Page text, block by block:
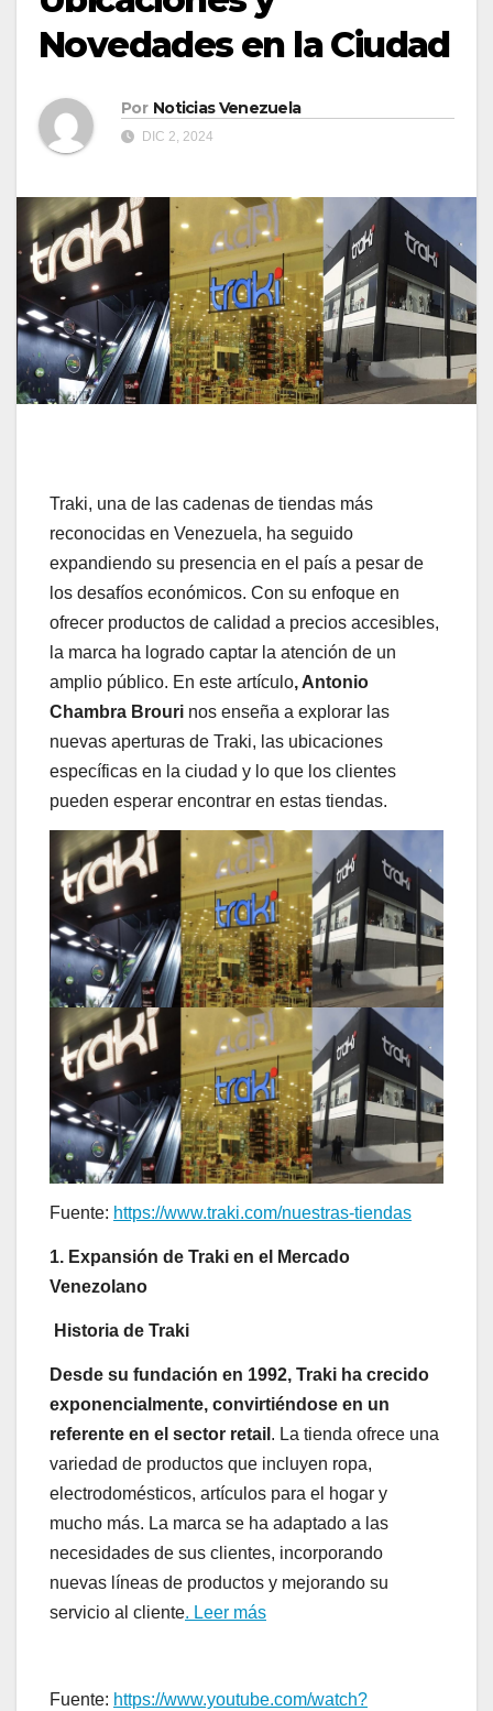
Novedades en la Ciudad
Por Noticias Venezuela
DIC 2, 2024
Traki, una de las cadenas de tiendas más
reconocidas en Venezuela, ha seguido
expandiendo su presencia en el país a pesar de
los desafíos económicos. Con su enfoque en
ofrecer productos de calidad a precios accesibles,
la marca ha logrado captar la atención de un
amplio público. En este artículo, Antonio
Chambra Brouri nos enseña a explorar las
nuevas aperturas de Traki, las ubicaciones
específicas en la ciudad y lo que los clientes
pueden esperar encontrar en estas tiendas.
Fuente: https://www.traki.com/nuestras-tiendas
1. Expansión de Traki en el Mercado
Venezolano
Historia de Traki
Desde su fundación en 1992, Traki ha crecido
exponencialmente, convirtiéndose en un
referente en el sector retail . La tienda ofrece una
variedad de productos que incluyen ropa,
electrodomésticos, artículos para el hogar y
mucho más. La marca se ha adaptado a las
necesidades de sus clientes, incorporando
nuevas líneas de productos y mejorando su
servicio al cliente. Leer más
Fuente: https://www.youtube.com/watch?